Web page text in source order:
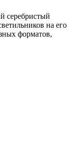
серебристый
на его
форматов,